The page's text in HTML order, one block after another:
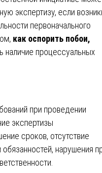
экспертизу, если
первоначального
как оспорить побои,
процессуальных
при проведении
экспертизы
сроков, отсутствие
нарушения